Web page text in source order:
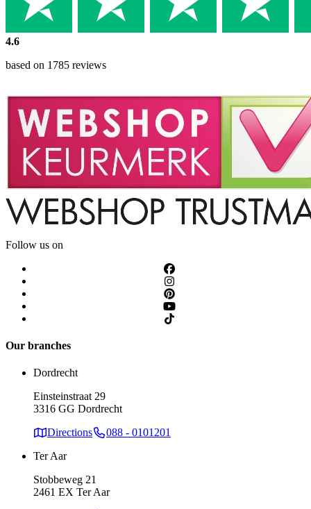
4.6
based on 1785 reviews
Follow us on
Our branches
Dordrecht
Einsteinstraat 29
3316 GG Dordrecht
Directions
088 - 0101201
Ter Aar
Stobbeweg 21
2461 EX Ter Aar